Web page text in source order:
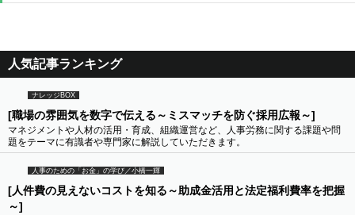
人気記事ランキング
ナレッジBOX
[職場の雰囲気を数字で伝える～ミスマッチを防ぐ採用広報～]
マネジメントや人材の活用・育成、組織運営など、人事労務に関する課題や問
題をテーマに有識者や専門家に解説していただきます。
人事のための「お金」の学び／小橋一輝
[人件費の見えないコストを知る～助成金活用と法定福利費率を把握
～]